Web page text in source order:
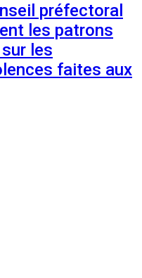
préfectoral
les patrons
les
faites aux